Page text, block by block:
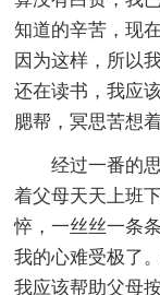
知道的辛苦，现
因为这样，所以
还在读书，我应
腮帮，冥思苦想着
经过一番的思
着父母天天上班
悴，一丝丝一条
我的心难受极了
我应该帮助父母